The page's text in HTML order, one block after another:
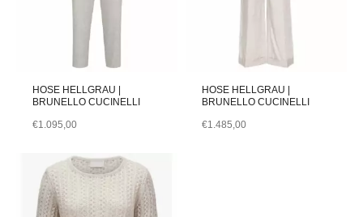
HOSE HELLGRAU |
BRUNELLO CUCINELLI
€1.095,00
HOSE HELLGRAU |
BRUNELLO CUCINELLI
€1.485,00